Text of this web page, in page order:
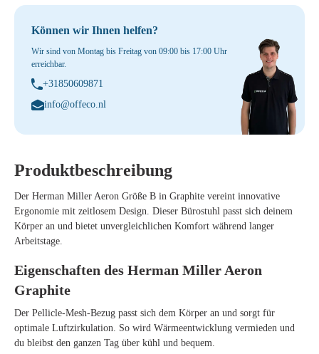
Können wir Ihnen helfen?
Wir sind von Montag bis Freitag von 09:00 bis 17:00 Uhr
erreichbar.
+31850609871
info@offeco.nl
Produktbeschreibung
Der Herman Miller Aeron Größe B in Graphite vereint innovative
Ergonomie mit zeitlosem Design. Dieser Bürostuhl passt sich deinem
Körper an und bietet unvergleichlichen Komfort während langer
Arbeitstage.
Eigenschaften des Herman Miller Aeron
Graphite
Der Pellicle-Mesh-Bezug passt sich dem Körper an und sorgt für
optimale Luftzirkulation. So wird Wärmeentwicklung vermieden und
du bleibst den ganzen Tag über kühl und bequem.